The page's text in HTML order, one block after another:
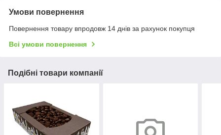
Умови повернення
Повернення товару впродовж 14 днів за рахунок покупця
Всі умови повернення
Подібні товари компанії